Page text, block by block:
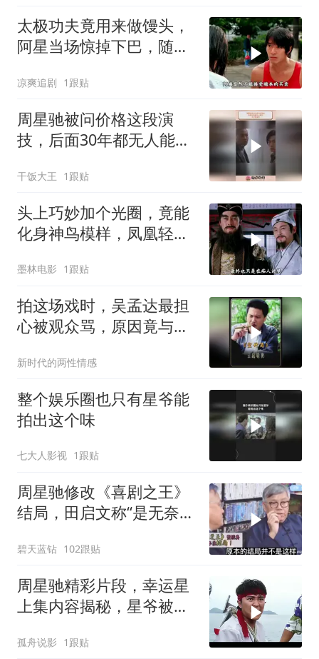
太极功夫竟用来做馒头，
阿星当场惊掉下巴，随后
凉爽追剧 1跟贴
周星驰被问价格这段演
技，后面30年都无人能
干饭大王 1跟贴
头上巧妙加个光圈，竟能
化身神鸟模样，凤凰轻松
墨林电影 1跟贴
拍这场戏时，吴孟达最担
心被观众骂，原因竟与周
新时代的两性情感
整个娱乐圈也只有星爷能
拍出这个味
七大人影视 1跟贴
周星驰修改《喜剧之王》
结局，田启文称“是无奈之
碧天蓝钻 102跟贴
周星驰精彩片段，幸运星
上集内容揭秘，星爷被黑
孤舟说影 1跟贴